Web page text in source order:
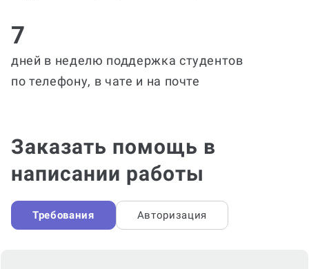
7
дней в неделю поддержка студентов
по телефону, в чате и на почте
Заказать помощь в
написании работы
Требования Авторизация